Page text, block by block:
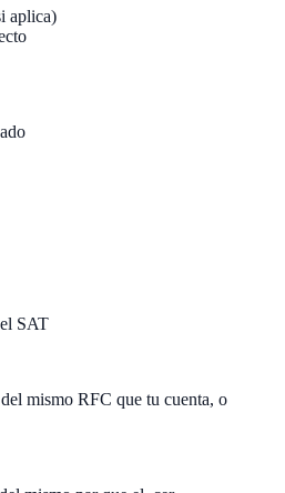
aplica)
SAT
mismo RFC que tu cuenta, o